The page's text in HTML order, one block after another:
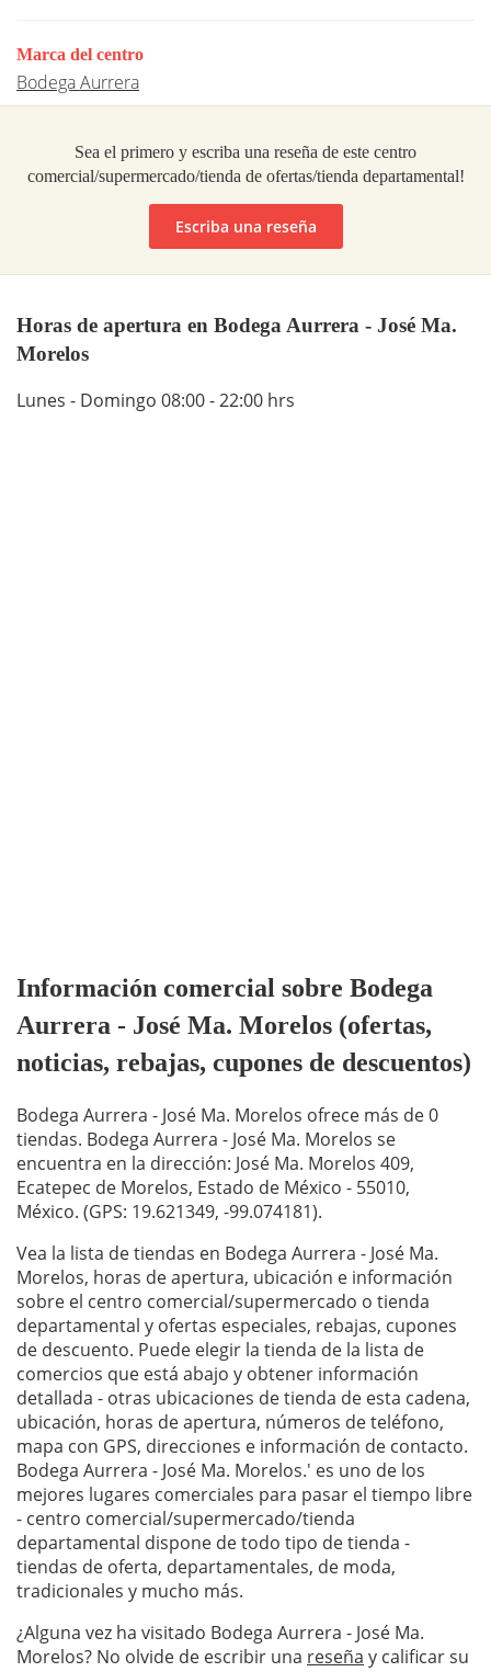
Marca del centro
Bodega Aurrera
Sea el primero y escriba una reseña de este centro
comercial/supermercado/tienda de ofertas/tienda departamental!
Escriba una reseña
Horas de apertura en Bodega Aurrera - José Ma.
Morelos
Lunes - Domingo 08:00 - 22:00 hrs
Información comercial sobre Bodega
Aurrera - José Ma. Morelos (ofertas,
noticias, rebajas, cupones de descuentos)
Bodega Aurrera - José Ma. Morelos ofrece más de 0
tiendas. Bodega Aurrera - José Ma. Morelos se
encuentra en la dirección: José Ma. Morelos 409,
Ecatepec de Morelos, Estado de México - 55010,
México. (GPS: 19.621349, -99.074181).
Vea la lista de tiendas en Bodega Aurrera - José Ma.
Morelos, horas de apertura, ubicación e información
sobre el centro comercial/supermercado o tienda
departamental y ofertas especiales, rebajas, cupones
de descuento. Puede elegir la tienda de la lista de
comercios que está abajo y obtener información
detallada - otras ubicaciones de tienda de esta cadena,
ubicación, horas de apertura, números de teléfono,
mapa con GPS, direcciones e información de contacto.
Bodega Aurrera - José Ma. Morelos.' es uno de los
mejores lugares comerciales para pasar el tiempo libre
- centro comercial/supermercado/tienda
departamental dispone de todo tipo de tienda -
tiendas de oferta, departamentales, de moda,
tradicionales y mucho más.
¿Alguna vez ha visitado Bodega Aurrera - José Ma.
Morelos? No olvide de escribir una reseña y calificar su